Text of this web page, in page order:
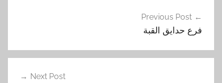
م
ل
المقالات
Previous Post
فرع حدايق القبة
Next Post